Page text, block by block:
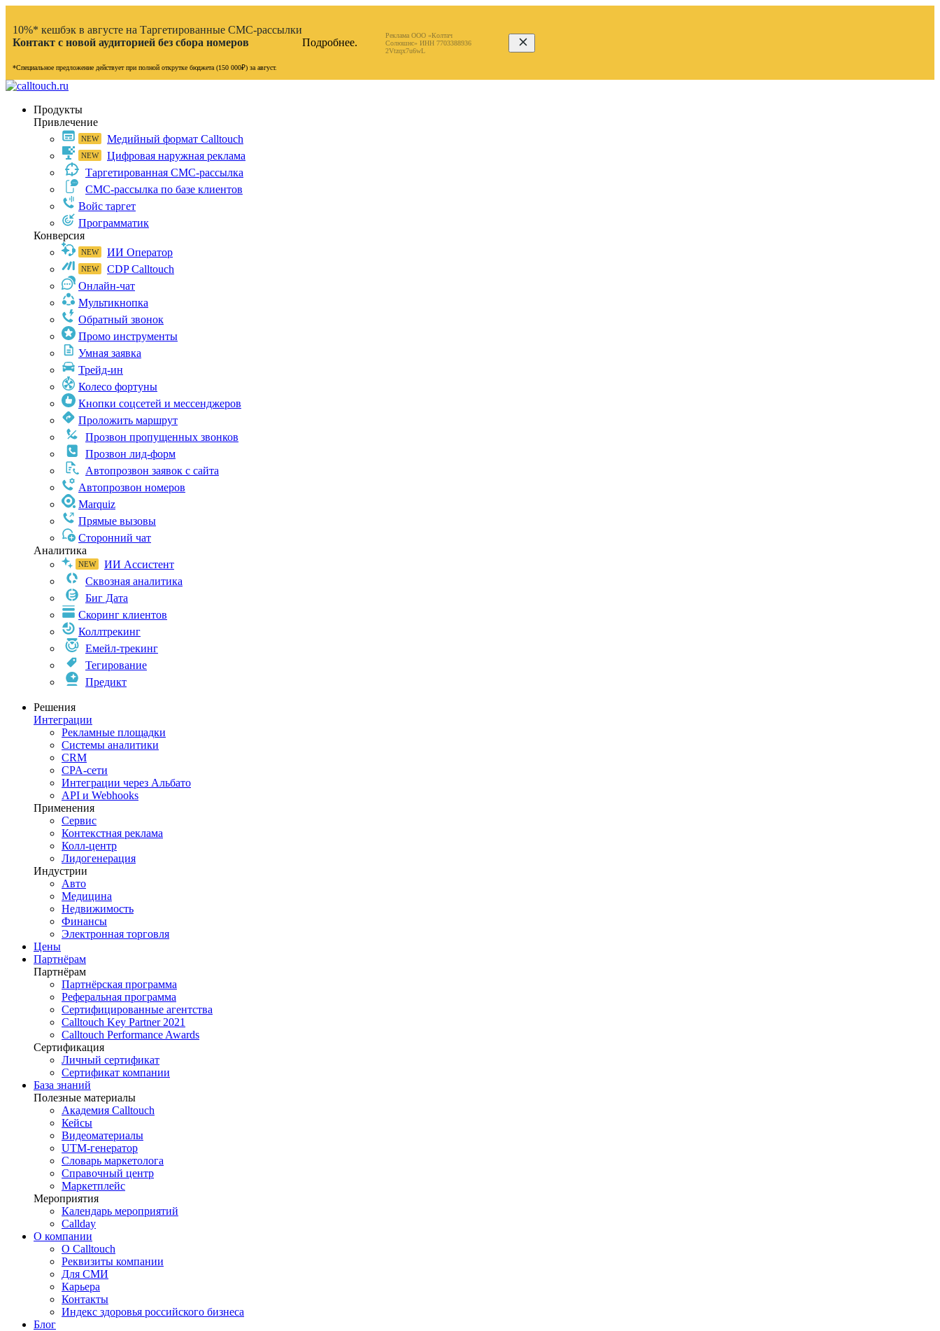
10%* кешбэк в августе на Таргетированные СМС-рассылки
Контакт с новой аудиторией без сбора номеров
*Специальное предложение действует при полной открутке бюджета (150 000₽) за август.
Подробнее.
Реклама ООО «Колтач
Солюшнс» ИНН 7703388936
2Vtzqx7u6wL
Продукты
Привлечение
Медийный формат Calltouch
Цифровая наружная реклама
Таргетированная СМС-рассылка
СМС-рассылка по базе клиентов
Войс таргет
Программатик
Конверсия
ИИ Оператор
CDP Calltouch
Онлайн-чат
Мультикнопка
Обратный звонок
Промо инструменты
Умная заявка
Трейд-ин
Колесо фортуны
Кнопки соцсетей и мессенджеров
Проложить маршрут
Прозвон пропущенных звонков
Прозвон лид-форм
Автопрозвон заявок с сайта
Автопрозвон номеров
Marquiz
Прямые вызовы
Сторонний чат
Аналитика
ИИ Ассистент
Сквозная аналитика
Биг Дата
Скоринг клиентов
Коллтрекинг
Емейл-трекинг
Тегирование
Предикт
Решения
Интеграции
Рекламные площадки
Системы аналитики
CRM
CPA-сети
Интеграции через Альбато
API и Webhooks
Применения
Сервис
Контекстная реклама
Колл-центр
Лидогенерация
Индустрии
Авто
Медицина
Недвижимость
Финансы
Электронная торговля
Цены
Партнёрам
Партнёрам
Партнёрская программа
Реферальная программа
Сертифицированные агентства
Calltouch Key Partner 2021
Calltouch Performance Awards
Сертификация
Личный сертификат
Сертификат компании
База знаний
Полезные материалы
Академия Calltouch
Кейсы
Видеоматериалы
UTM-генератор
Словарь маркетолога
Справочный центр
Маркетплейс
Мероприятия
Календарь мероприятий
Callday
О компании
О Calltouch
Реквизиты компании
Для СМИ
Карьера
Контакты
Индекс здоровья российского бизнеса
Блог